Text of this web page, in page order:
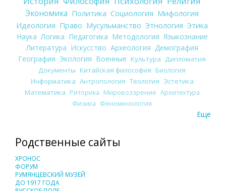
Экономика Политика Социология Мифология
Идеология Право Мусульманство Этнология Этика
Наука Логика Педагогика Методология Языкознание
Литература Искусство Археология Демография
География Экология Военные Культура
Дипломатия
Документы Китайская философия Биология
Информатика Антропология Теология Эстетика
Математика Риторика Мировоззрение Архитектура
Физика Феноменология
Еще
Родственные сайты
ХРОНОС
ФОРУМ
РУМЯНЦЕВСКИЙ МУЗЕЙ
ДО 1917 ГОДА